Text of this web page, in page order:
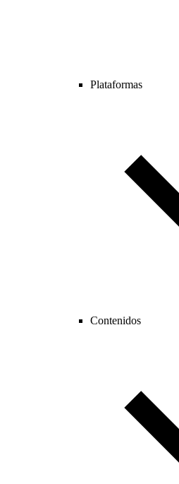
Plataformas
Contenidos